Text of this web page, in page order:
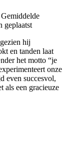
Gemiddelde
geplaatst
hij
en tanden laat
het motto “je
onze
even succesvol,
als een gracieuze